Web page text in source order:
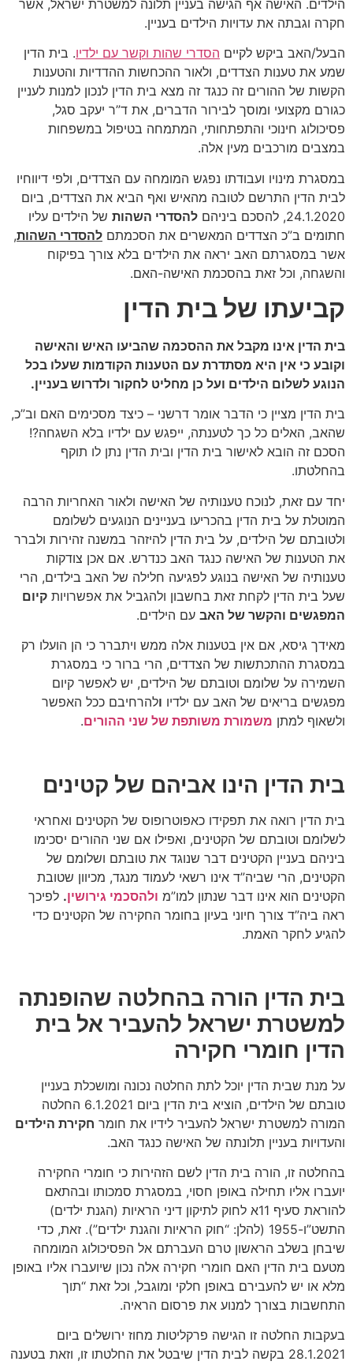
הילדים. האישה אף הגישה בעניין תלונה למשטרת ישראל, אשר
חקרה וגבתה את עדויות הילדים בעניין.
הבעל/האב ביקש לקיים הסדרי שהות וקשר עם ילדיו. בית הדין
שמע את טענות הצדדים, ולאור ההכחשות ההדדיות והטענות
הקשות של ההורים זה כנגד זה מצא בית הדין לנכון למנות לעניין
כגורם מקצועי ומוסך לבירור הדברים, את ד”ר יעקב סגל,
פסיכולוג חינוכי והתפתחותי, המתמחה בטיפול במשפחות
במצבים מורכבים מעין אלה.
במסגרת מינויו ועבודתו נפגש המומחה עם הצדדים, ולפי דיווחיו
לבית הדין התרשם לטובה מהאיש ואף הביא את הצדדים, ביום
24.1.2020, להסכם ביניהם
להסדרי השהות של הילדים עליו
חתומים ב”כ הצדדים המאשרים את הסכמתם להסדרי השהות,
אשר במסגרתם האב יראה את הילדים בלא צורך בפיקוח
והשגחה, וכל זאת בהסכמת האישה-האם.
קביעתו של בית הדין
בית הדין אינו מקבל את ההסכמה שהביעו האיש והאישה
וקובע כי אין היא מסתדרת עם הטענות הקודמות שעלו בכל
הנוגע לשלום הילדים ועל כן מחליט לחקור ולדרוש בעניין.
בית הדין מציין כי הדבר אומר דרשני – כיצד מסכימים האם וב”כ,
שהאב, האלים כל כך לטענתה, ייפגש עם ילדיו בלא השגחה?!
הסכם זה הובא לאישור בית הדין ובית הדין נתן לו תוקף
בהחלטתו.
יחד עם זאת, לנוכח טענותיה של האישה ולאור האחריות הרבה
המוטלת על בית הדין בהכריעו בעניינים הנוגעים לשלומם
ולטובתם של הילדים, על בית הדין להיזהר במשנה זהירות ולברר
את הטענות של האישה כנגד האב כנדרש. אם אכן צודקות
טענותיה של האישה בנוגע לפגיעה חלילה של האב בילדים, הרי
שעל בית הדין לקחת זאת בחשבון ולהגביל את אפשרויות קיום
המפגשים והקשר של האב עם הילדים.
מאידך גיסא, אם אין בטענות אלה ממש ויתברר כי הן הועלו רק
במסגרת ההתכתשות של הצדדים, הרי ברור כי במסגרת
השמירה על שלומם וטובתם של הילדים, יש לאפשר קיום
מפגשים בריאים של האב עם ילדיו ולהרחיבם ככל האפשר
ולשאוף למתן משמורת משותפת של שני ההורים.
בית הדין הינו אביהם של קטינים
בית הדין רואה את תפקידו כאפוטרופוס של הקטינים ואחראי
לשלומם וטובתם של הקטינים, ואפילו אם שני ההורים יסכימו
ביניהם בעניין הקטינים דבר שנוגד את טובתם ושלומם של
הקטינים, הרי שביה”ד אינו רשאי לעמוד מנגד, מכיוון שטובת
הקטינים הוא אינו דבר שנתון למו”מ ולהסכמי גירושין. לפיכך
ראה ביה”ד צורך חיוני בעיון בחומר החקירה של הקטינים כדי
להגיע לחקר האמת.
בית הדין הורה בהחלטה שהופנתה
למשטרת ישראל להעביר אל בית
הדין חומרי חקירה
על מנת שבית הדין יוכל לתת החלטה נכונה ומושכלת בעניין
טובתם של הילדים, הוציא בית הדין ביום 6.1.2021 החלטה
המורה למשטרת ישראל להעביר לידיו את חומר חקירת הילדים
והעדויות בעניין תלונתה של האישה כנגד האב.
בהחלטה זו, הורה בית הדין לשם הזהירות כי חומרי החקירה
יועברו אליו תחילה באופן חסוי, במסגרת סמכותו ובהתאם
להוראת סעיף 11א לחוק לתיקון דיני הראיות (הגנת ילדים)
התשט”ו-1955 (להלן: “חוק הראיות והגנת ילדים”). זאת, כדי
שיבחן בשלב הראשון טרם העברתם אל הפסיכולוג המומחה
מטעם בית הדין האם חומרי חקירה אלה נכון שיועברו אליו באופן
מלא או יש להעבירם באופן חלקי ומוגבל, וכל זאת “תוך
התחשבות בצורך למנוע את פרסום הראיה.
בעקבות החלטה זו הגישה פרקליטות מחוז ירושלים ביום
28.1.2021 בקשה לבית הדין שיבטל את החלטתו זו, וזאת בטענה